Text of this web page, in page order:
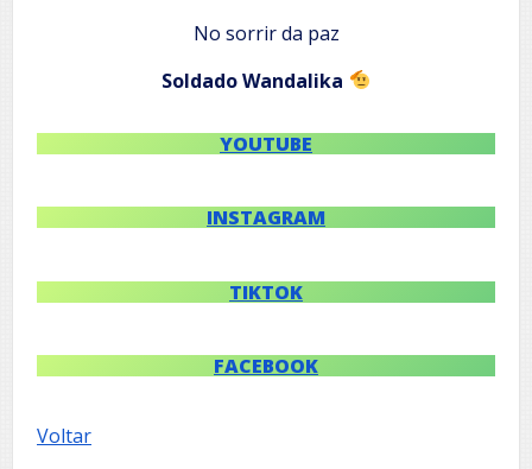
No sorrir da paz
Soldado Wandalika
YOUTUBE
INSTAGRAM
TIKTOK
FACEBOOK
Voltar